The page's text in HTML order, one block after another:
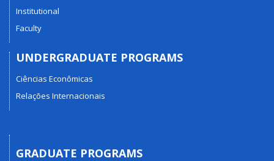
Institutional
Faculty
UNDERGRADUATE PROGRAMS
Ciências Econômicas
Relações Internacionais
GRADUATE PROGRAMS